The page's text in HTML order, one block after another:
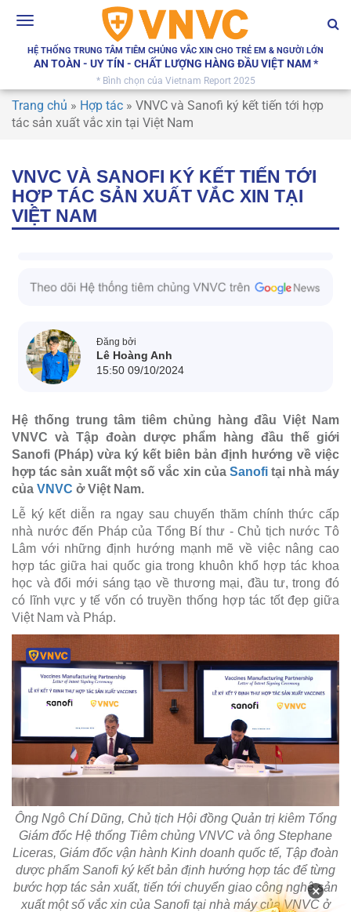
Toggle
HỆ THỐNG TRUNG TÂM TIÊM CHỦNG VẮC XIN CHO TRẺ EM & NGƯỜI LỚN
AN TOÀN - UY TÍN - CHẤT LƯỢNG HÀNG ĐẦU VIỆT NAM *
* Bình chọn của Vietnam Report 2025
Trang chủ » Hợp tác » VNVC và Sanofi ký kết tiến tới hợp
tác sản xuất vắc xin tại Việt Nam
VNVC VÀ SANOFI KÝ KẾT TIẾN TỚI
HỢP TÁC SẢN XUẤT VẮC XIN TẠI
VIỆT NAM
Đăng bởi
Lê Hoàng Anh
15:50 09/10/2024
Hệ thống trung tâm tiêm chủng hàng đầu Việt Nam
VNVC và Tập đoàn dược phẩm hàng đầu thế giới
Sanofi (Pháp) vừa ký kết biên bản định hướng về việc
hợp tác sản xuất một số vắc xin của Sanofitại nhà máy
của VNVC ở Việt Nam.
Lễ ký kết diễn ra ngay sau chuyến thăm chính thức cấp
nhà nước đến Pháp của Tổng Bí thư - Chủ tịch nước Tô
Lâm với những định hướng mạnh mẽ về việc nâng cao
hợp tác giữa hai quốc gia trong khuôn khổ hợp tác khoa
học và đổi mới sáng tạo về thương mại, đầu tư, trong đó
có lĩnh vực y tế vốn có truyền thống hợp tác tốt đẹp giữa
Việt Nam và Pháp.
Ông Ngô Chí Dũng, Chủ tịch Hội đồng Quản trị kiêm Tổng
Giám đốc Hệ thống Tiêm chủng VNVC và ông Stephane
Liceras, Giám đốc vận hành Kinh doanh quốc tế, Tập đoàn
dược phẩm Sanofi ký kết bản định hướng hợp tác để từng
bước hợp tác sản xuất, tiến tới chuyển giao công nghệ sản
xuất một số vắc xin của Sanofi tại nhà máy của VNVC ở
×